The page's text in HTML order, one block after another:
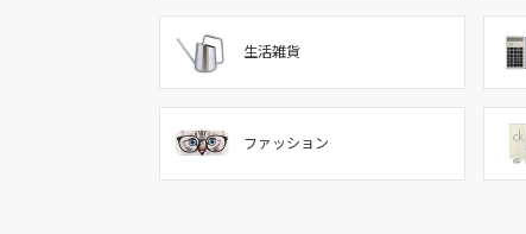
生活雑貨
ファッション